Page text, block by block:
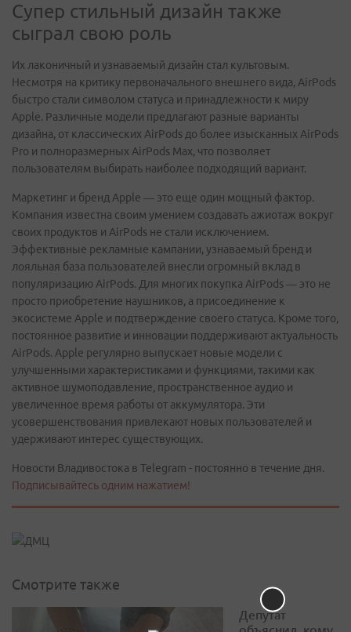
Супер стильный дизайн также
сыграл свою роль
Их лаконичный и узнаваемый дизайн стал культовым.
Несмотря на критику первоначального внешнего вида, AirPods
быстро стали символом статуса и принадлежности к миру
Apple. Различные модели предлагают разные варианты
дизайна, от классических AirPods до более изысканных AirPods
Pro и полноразмерных AirPods Max, что позволяет
пользователям выбирать наиболее подходящий вариант.
Маркетинг и бренд Apple — это еще один мощный фактор.
Компания известна своим умением создавать ажиотаж вокруг
своих продуктов и AirPods не стали исключением.
Эффективные рекламные кампании, узнаваемый бренд и
лояльная база пользователей внесли огромный вклад в
популяризацию AirPods. Для многих покупка AirPods — это не
просто приобретение наушников, а присоединение к
экосистеме Apple и подтверждение своего статуса. Кроме того,
постоянное развитие и инновации поддерживают актуальность
AirPods. Apple регулярно выпускает новые модели с
улучшенными характеристиками и функциями, такими как
активное шумоподавление, пространственное аудио и
увеличенное время работы от аккумулятора. Эти
усовершенствования привлекают новых пользователей и
удерживают интерес существующих.
Новости Владивостока в Telegram - постоянно в течение дня.
Подписывайтесь одним нажатием!
Смотрите также
Депутат